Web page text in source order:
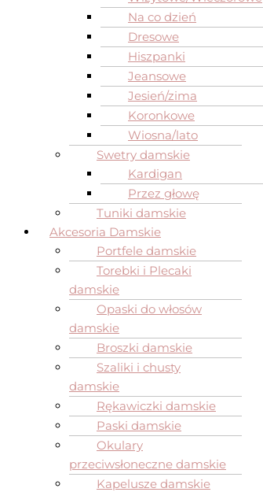
Na co dzień
Dresowe
Hiszpanki
Jeansowe
Jesień/zima
Koronkowe
Wiosna/lato
Swetry damskie
Kardigan
Przez głowę
Tuniki damskie
Akcesoria Damskie
Portfele damskie
Torebki i Plecaki
damskie
Opaski do włosów
damskie
Broszki damskie
Szaliki i chusty
damskie
Rękawiczki damskie
Paski damskie
Okulary
przeciwsłoneczne damskie
Kapelusze damskie